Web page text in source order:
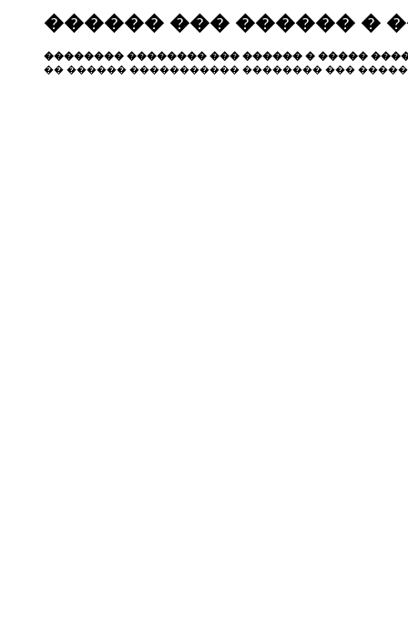
������ ��� ������ �
�������� �������� ��� ������ � �����
�� ������ ����������� �������� ���